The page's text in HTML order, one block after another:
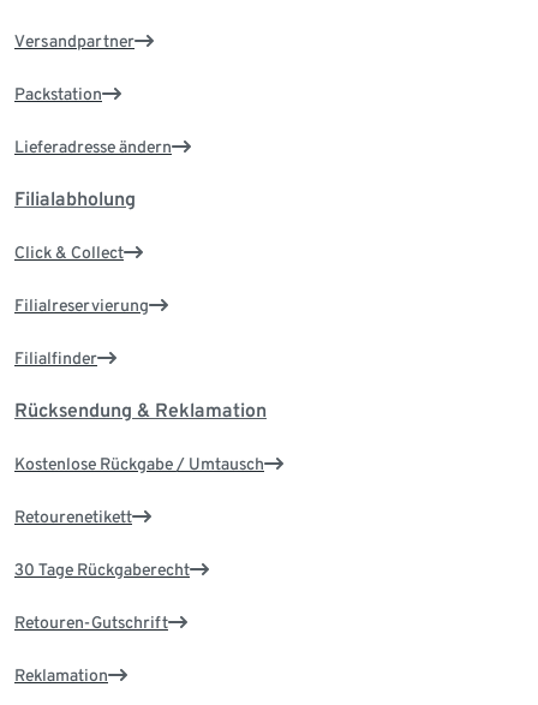
Versandpartner
Packstation
Lieferadresse ändern
Filialabholung
Click & Collect
Filialreservierung
Filialfinder
Rücksendung & Reklamation
Kostenlose Rückgabe / Umtausch
Retourenetikett
30 Tage Rückgaberecht
Retouren-Gutschrift
Reklamation